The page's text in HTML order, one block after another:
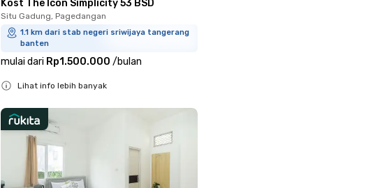
Kost The Icon Simplicity 53 BSD
Situ Gadung, Pagedangan
1.1 km dari stab negeri sriwijaya tangerang
banten
mulai dari Rp1.500.000 /bulan
Lihat info lebih banyak